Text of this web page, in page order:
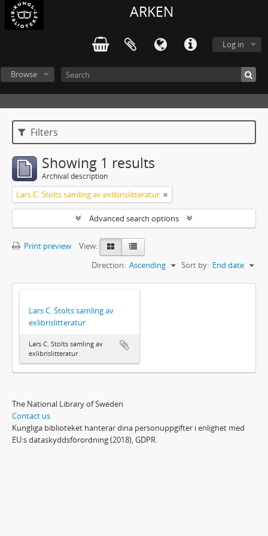
ARKEN
Log in
Browse
Filters
Showing 1 results
Archival description
Lars C. Stolts samling av exlibrislitteratur
Advanced search options
Print preview
View:
Sort by: End date
Direction: Ascending
Lars C. Stolts samling av
exlibrislitteratur
Lars C. Stolts samling av
exlibrislitteratur
The National Library of Sweden
Contact us
Kungliga biblioteket hanterar dina personuppgifter i enlighet med
EU:s dataskyddsförordning (2018), GDPR.